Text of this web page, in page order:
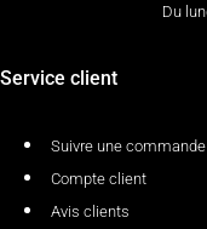
Du
Service client
Suivre une commande
Compte client
Avis clients